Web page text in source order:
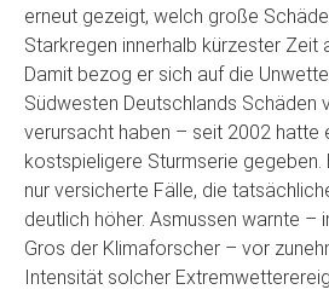
erneut gezeigt, welch große
Starkregen innerhalb kürzester Zeit
Damit bezog er sich auf die
Südwesten Deutschlands Schäden
verursacht haben – seit 2002 hatte
kostspieligere Sturmserie gegeben.
nur versicherte Fälle, die
deutlich höher. Asmussen warnte –
Gros der Klimaforscher – vor
Intensität solcher